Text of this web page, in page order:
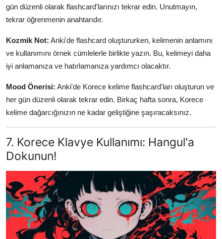
gün düzenli olarak flashcard'larınızı tekrar edin. Unutmayın,
tekrar öğrenmenin anahtarıdır.
Kozmik Not: Anki'de flashcard oluştururken, kelimenin anlamını
ve kullanımını örnek cümlelerle birlikte yazın. Bu, kelimeyi daha
iyi anlamanıza ve hatırlamanıza yardımcı olacaktır.
Mood Önerisi: Anki'de Korece kelime flashcard'ları oluşturun ve
her gün düzenli olarak tekrar edin. Birkaç hafta sonra, Korece
kelime dağarcığınızın ne kadar geliştiğine şaşıracaksınız.
7. Korece Klavye Kullanımı: Hangul'a
Dokunun!